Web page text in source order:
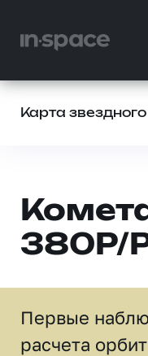
Карта
380P/
Первые
расчета